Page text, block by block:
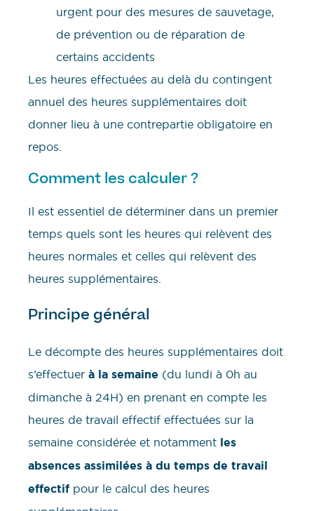
urgent pour des mesures de sauvetage,
de prévention ou de réparation de
certains accidents
Les heures effectuées au delà du contingent
annuel des heures supplémentaires doit
donner lieu à une contrepartie obligatoire en
repos.
Comment les calculer ?
Il est essentiel de déterminer dans un premier
temps quels sont les heures qui relèvent des
heures normales et celles qui relèvent des
heures supplémentaires.
Principe général
Le décompte des heures supplémentaires doit
s’effectuer à la semaine (du lundi à 0h au
dimanche à 24H) en prenant en compte les
heures de travail effectif effectuées sur la
semaine considérée et notamment les
absences assimilées à du temps de travail
effectif pour le calcul des heures